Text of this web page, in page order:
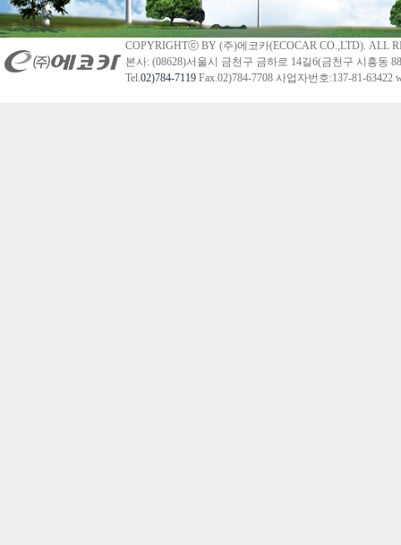
COPYRIGHTⓒ BY (주)에코카(ECOCAR CO.,LTD). ALL
본사: (08628)서울시 금천구 금하로 14길6(금천구 시흥동
Tel.02)784-7119 Fax.02)784-7708 사업자번호:137-81-63422